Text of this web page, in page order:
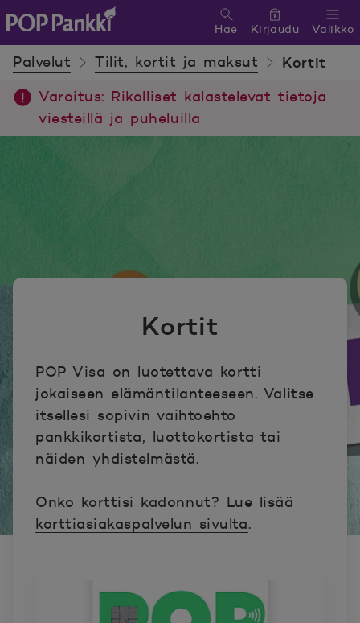
POP Pankki, etusivulle
Valikko
Hae Kirjaudu
Palvelut Tilit, kortit ja maksut Kortit
Varoitus: Rikolliset kalastelevat tietoja
viesteillä ja puheluilla
Kortit
POP Visa on luotettava kortti
jokaiseen elämäntilanteeseen. Valitse
itsellesi sopivin vaihtoehto
pankkikortista, luottokortista tai
näiden yhdistelmästä.
Onko korttisi kadonnut? Lue lisää
korttiasiakaspalvelun sivulta.